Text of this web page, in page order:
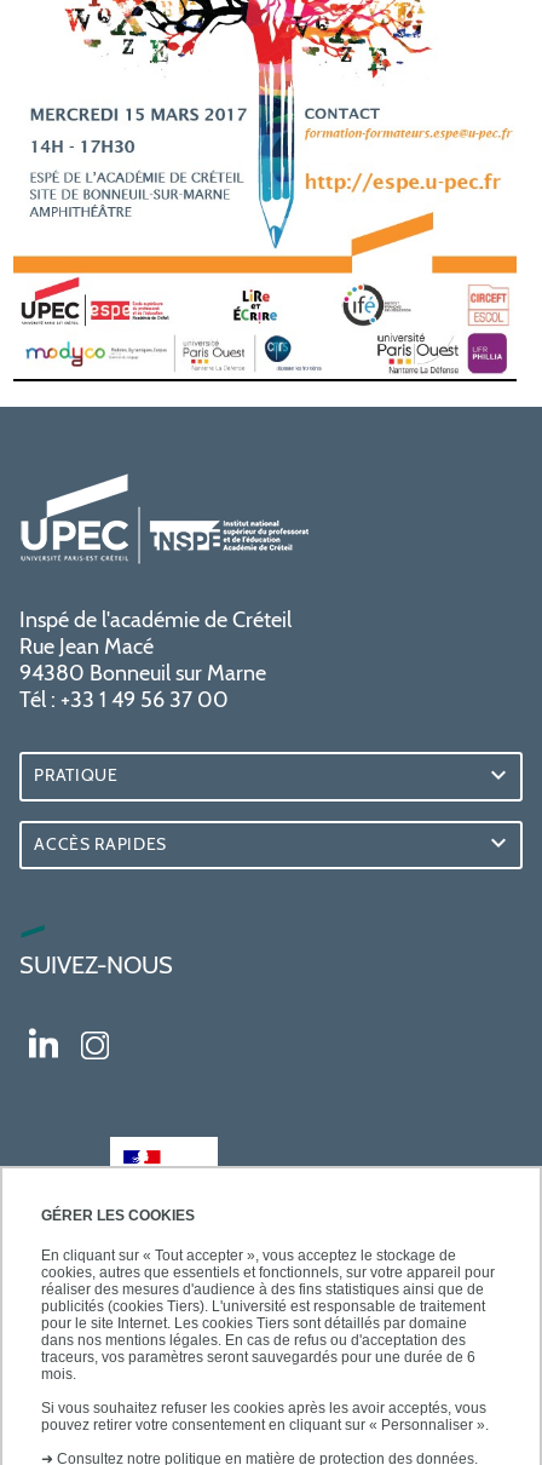
GÉRER LES COOKIES
En cliquant sur « Tout accepter », vous acceptez le stockage de
cookies, autres que essentiels et fonctionnels, sur votre appareil pour
réaliser des mesures d'audience à des fins statistiques ainsi que de
publicités (cookies Tiers). L'université est responsable de traitement
pour le site Internet. Les cookies Tiers sont détaillés par domaine
dans nos mentions légales. En cas de refus ou d'acceptation des
traceurs, vos paramètres seront sauvegardés pour une durée de 6
mois.
Si vous souhaitez refuser les cookies après les avoir acceptés, vous
pouvez retirer votre consentement en cliquant sur « Personnaliser ».
➜ Consultez notre politique en matière de protection des données.
Inspé de l'académie de Créteil
Rue Jean Macé
94380 Bonneuil sur Marne
Tél : +33 1 49 56 37 00
PRATIQUE
ACCÈS RAPIDES
SUIVEZ-NOUS